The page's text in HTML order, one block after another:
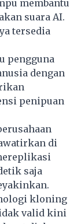
membantu
suara AI.
tersedia
pengguna
dengan
penipuan
di
saja
kloning
valid kini